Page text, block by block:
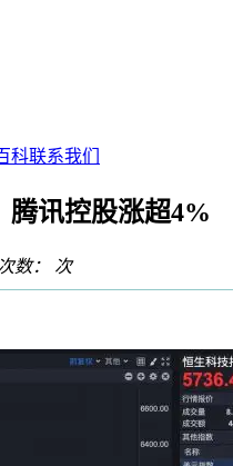
科联系我们
腾讯控股涨超4%
数： 次